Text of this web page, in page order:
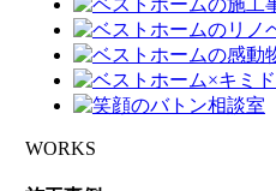
WORKS